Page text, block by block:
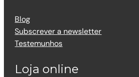
Blog
Subscrever a newsletter
Testemunhos
Loja online